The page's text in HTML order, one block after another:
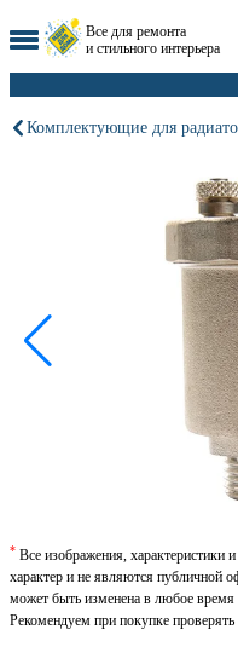
Все для ремонта
и стильного интерьера
Комплектующие для
* Все изображения, характеристики
характер и не являются публичной
может быть изменена в любое время
Рекомендуем при покупке